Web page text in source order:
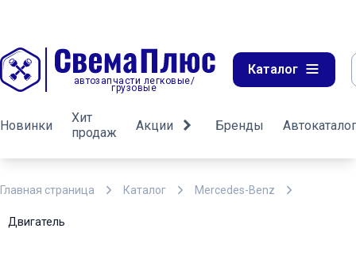
автозапчасти легковые/
грузовые
Каталог
Новинки
Хит
продаж
Акции Бренды Автокаталог
Главная страница Каталог Mercedes-Benz
Двигатель